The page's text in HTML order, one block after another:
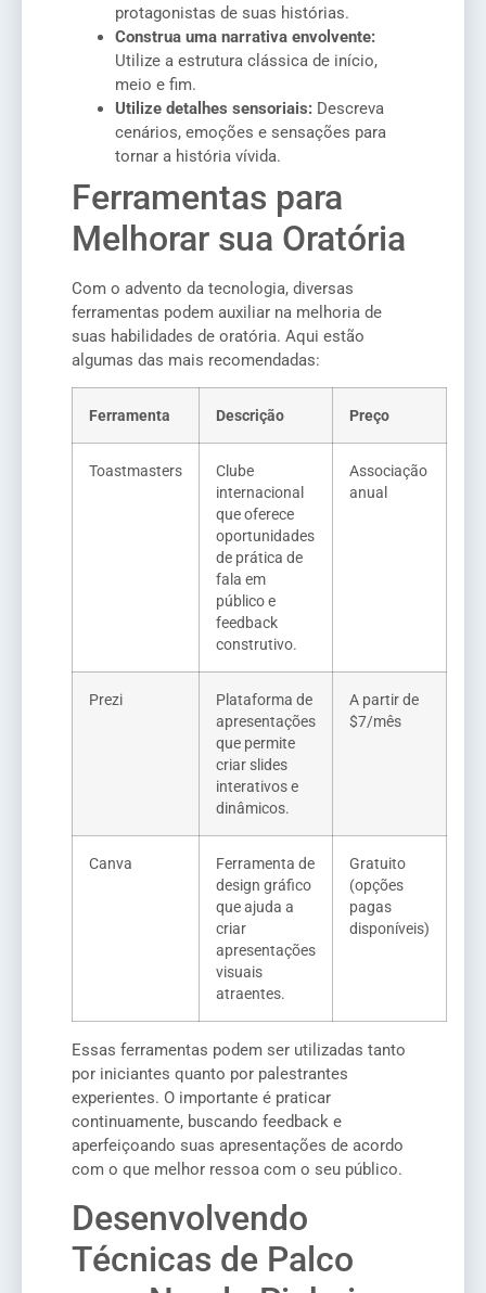
protagonistas de suas histórias.
Construa uma narrativa envolvente:
Utilize a estrutura clássica de início,
meio e fim.
Utilize detalhes sensoriais: Descreva
cenários, emoções e sensações para
tornar a história vívida.
Ferramentas para
Melhorar sua Oratória
Com o advento da tecnologia, diversas
ferramentas podem auxiliar na melhoria de
suas habilidades de oratória. Aqui estão
algumas das mais recomendadas:
Ferramenta Descrição Preço
Toastmasters
Clube
internacional
que oferece
oportunidades
de prática de
fala em
público e
feedback
construtivo.
Associação
anual
Prezi
Plataforma de
apresentações
que permite
criar slides
interativos e
dinâmicos.
A partir de
$7/mês
Canva
Ferramenta de
design gráfico
que ajuda a
criar
apresentações
visuais
atraentes.
Gratuito
(opções
pagas
disponíveis)
Essas ferramentas podem ser utilizadas tanto
por iniciantes quanto por palestrantes
experientes. O importante é praticar
continuamente, buscando feedback e
aperfeiçoando suas apresentações de acordo
com o que melhor ressoa com o seu público.
Desenvolvendo
Técnicas de Palco